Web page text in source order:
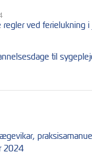
ved ferielukning i
til
2024